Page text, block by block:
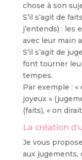
chose à son
S’il s’agit de
j’entends) : les
avec leur main
S’il s’agit de
font tourner
tempes.
Par exemple :
joyeux »
(faits), « on
La création
Je vous
aux jugements,